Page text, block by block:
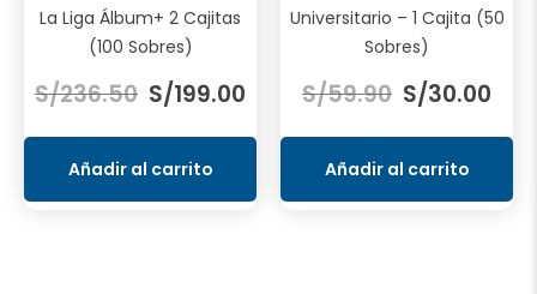
La Liga Álbum+ 2 Cajitas
(100 Sobres)
S/236.50 precio
original
era:
S/236.50.
S/199.00 precio
actual
S/199.00.
Añadir al carrito
Universitario – 1 Cajita (50
Sobres)
S/59.90 precio
original
era:
S/59.90.
S/30.00
S/
Añadir al carrito